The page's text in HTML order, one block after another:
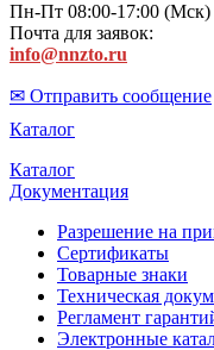
Пн-Пт 08:00-17:00 (Мск)
Почта для заявок:
info@nnzto.ru
✉ Отправить сообщение
Каталог
Каталог
Документация
Разрешение на
Сертификаты
Товарные знаки
Техническая
Регламент
Электронные